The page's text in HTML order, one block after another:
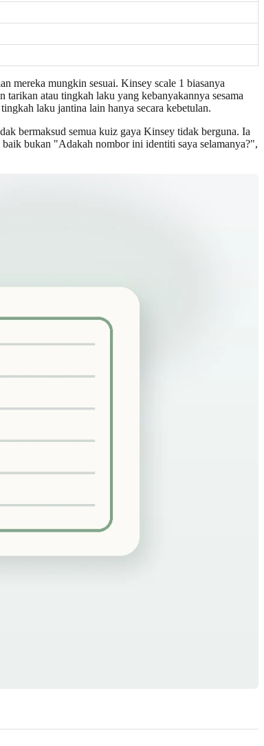
mereka mungkin sesuai. Kinsey scale 1 biasanya
tarikan atau tingkah laku yang kebanyakannya sesama
laku jantina lain hanya secara kebetulan.
bermaksud semua kuiz gaya Kinsey tidak berguna. Ia
bukan "Adakah nombor ini identiti saya selamanya?",